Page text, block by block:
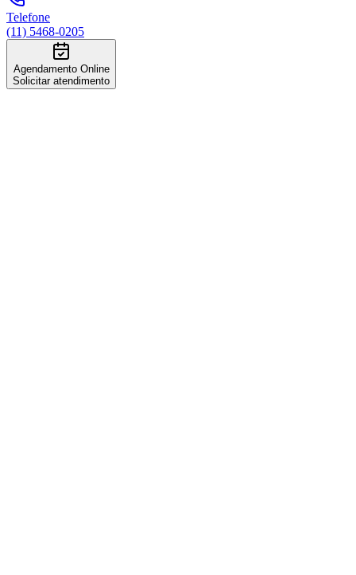
Telefone
(11) 5468-0205
Agendamento Online
Solicitar atendimento